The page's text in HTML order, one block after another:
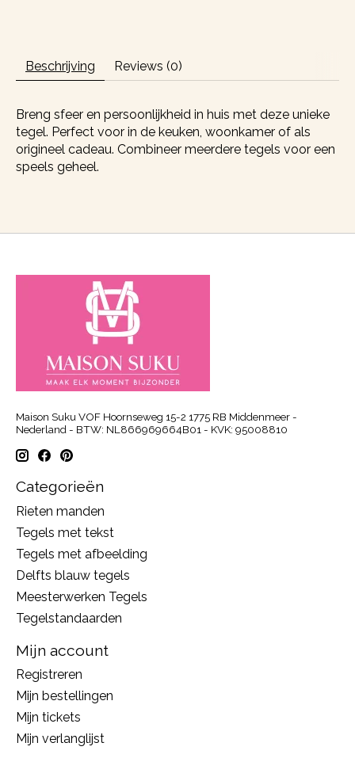
Beschrijving Reviews (0)
Breng sfeer en persoonlijkheid in huis met deze unieke
tegel. Perfect voor in de keuken, woonkamer of als
origineel cadeau. Combineer meerdere tegels voor een
speels geheel.
Maison Suku VOF Hoornseweg 15-2 1775 RB Middenmeer -
Nederland - BTW: NL866969664B01 - KVK: 95008810
Categorieën
Rieten manden
Tegels met tekst
Tegels met afbeelding
Delfts blauw tegels
Meesterwerken Tegels
Tegelstandaarden
Mijn account
Registreren
Mijn bestellingen
Mijn tickets
Mijn verlanglijst